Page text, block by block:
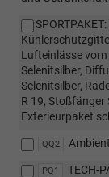
Lufteinlässe
Selenitsilber,
Selenitsilber,
R 19,
Exterieurpaket
QQ2
PQ1
TECH-